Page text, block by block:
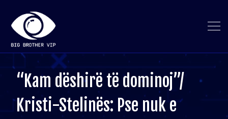
“Kam dëshirë të dominoj”/
Kristi-Stelinës: Pse nuk e